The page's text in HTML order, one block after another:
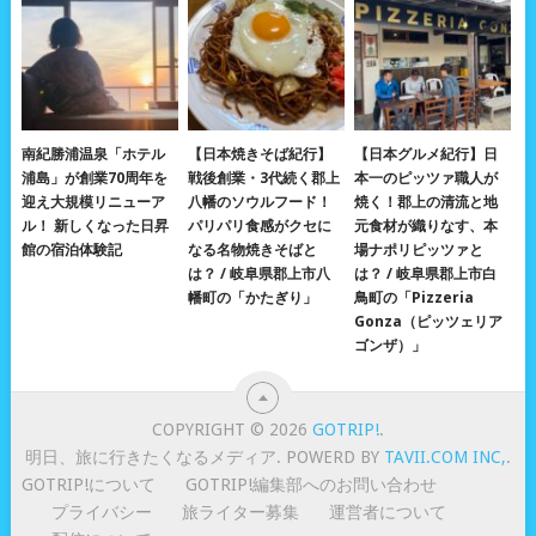
南紀勝浦温泉「ホテル
浦島」が創業70周年を
迎え大規模リニューア
ル！ 新しくなった日昇
館の宿泊体験記
【日本焼きそば紀行】
戦後創業・3代続く郡上
八幡のソウルフード！
パリパリ食感がクセに
なる名物焼きそばと
は？ / 岐阜県郡上市八
幡町の「かたぎり」
【日本グルメ紀行】日
本一のピッツァ職人が
焼く！郡上の清流と地
元食材が織りなす、本
場ナポリピッツァと
は？ / 岐阜県郡上市白
鳥町の「Pizzeria
Gonza（ピッツェリア
ゴンザ）」
COPYRIGHT © 2026GOTRIP!.
明日、旅に行きたくなるメディア. POWERD BY TAVII.COM INC,.
GOTRIP!について
GOTRIP!編集部へのお問い合わせ
プライバシー
旅ライター募集
運営者について